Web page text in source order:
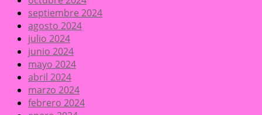
septiembre 2024
agosto 2024
julio 2024
junio 2024
mayo 2024
abril 2024
marzo 2024
febrero 2024